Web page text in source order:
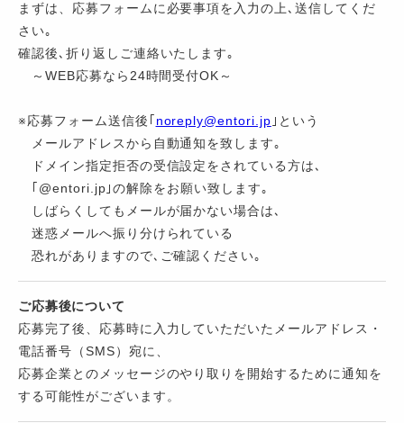
まずは、応募フォームに必要事項を入力の上､送信してくだ
さい｡
確認後､折り返しご連絡いたします｡
～WEB応募なら24時間受付OK～
※応募フォーム送信後｢ noreply@entori.jp ｣という
メールアドレスから自動通知を致します｡
ドメイン指定拒否の受信設定をされている方は､
｢@entori.jp｣の解除をお願い致します｡
しばらくしてもメールが届かない場合は､
迷惑メールへ振り分けられている
恐れがありますので､ご確認ください｡
ご応募後について
応募完了後、応募時に入力していただいたメールアドレス・
電話番号（SMS）宛に、
応募企業とのメッセージのやり取りを開始するために通知を
する可能性がございます。